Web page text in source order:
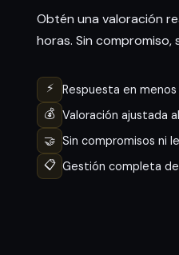
Obtén una valoración
horas. Sin compromiso,
⚡
Respuesta en
💰 Valoración ajustada
🤝 Sin compromisos ni
📋 Gestión completa